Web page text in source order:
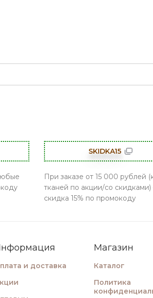
SKIDKA15
При заказе от 15 000 рублей
тканей по акции/со скидками)
скидка 15% по промокоду
и доставка
Магазин
Каталог
Политика